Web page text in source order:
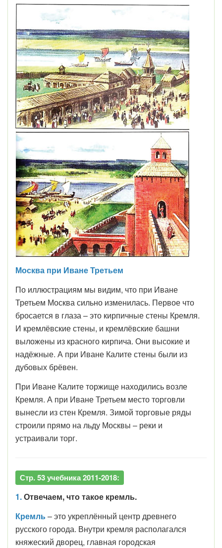
Москва при Иване Третьем
По иллюстрациям мы видим, что при Иване
Третьем Москва сильно изменилась. Первое что
бросается в глаза – это кирпичные стены Кремля.
И кремлёвские стены, и кремлёвские башни
выложены из красного кирпича. Они высокие и
надёжные. А при Иване Калите стены были из
дубовых брёвен.
При Иване Калите торжище находились возле
Кремля. А при Иване Третьем место торговли
вынесли из стен Кремля. Зимой торговые ряды
строили прямо на льду Москвы – реки и
устраивали торг.
Стр. 53 учебника 2011-2018:
1.Отвечаем, что такое кремль.
Кремль– это укреплённый центр древнего
русского города. Внутри кремля располагался
княжеский дворец, главная городская